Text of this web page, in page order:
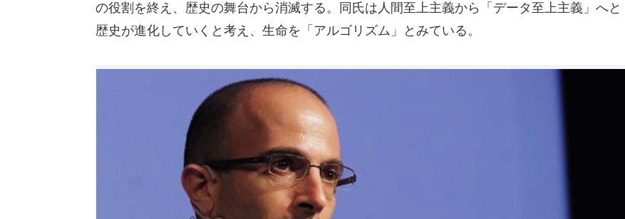
の役割を終え、歴史の舞台から消滅する。同氏は人間至上主義から「データ至上主義」へと
歴史が進化していくと考え、生命を「アルゴリズム」とみている。